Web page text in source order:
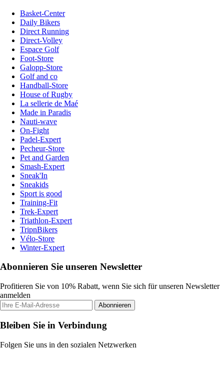
Basket-Center
Daily Bikers
Direct Running
Direct-Volley
Espace Golf
Foot-Store
Galopp-Store
Golf and co
Handball-Store
House of Rugby
La sellerie de Maé
Made in Paradis
Nauti-wave
On-Fight
Padel-Expert
Pecheur-Store
Pet and Garden
Smash-Expert
Sneak'In
Sneakids
Sport is good
Training-Fit
Trek-Expert
Triathlon-Expert
TripnBikers
Vélo-Store
Winter-Expert
Abonnieren Sie unseren Newsletter
Profitieren Sie von 10% Rabatt, wenn Sie sich für unseren Newsletter
anmelden
Abonnieren
Bleiben Sie in Verbindung
Folgen Sie uns in den sozialen Netzwerken